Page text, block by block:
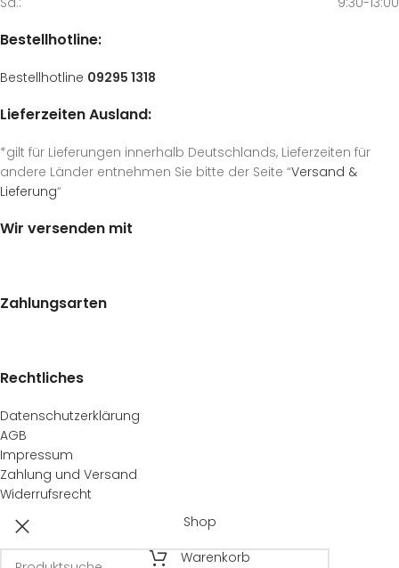
Bestellhotline:
Bestellhotline 09295 1318
Lieferzeiten Ausland:
*gilt für Lieferungen innerhalb Deutschlands, Lieferzeiten für
andere Länder entnehmen Sie bitte der Seite “Versand &
Lieferung“
Wir versenden mit
Zahlungsarten
Rechtliches
Datenschutzerklärung
AGB
Impressum
Zahlung und Versand
Widerrufsrecht
Shop
Warenkorb